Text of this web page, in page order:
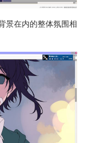
景在内的整体氛围相